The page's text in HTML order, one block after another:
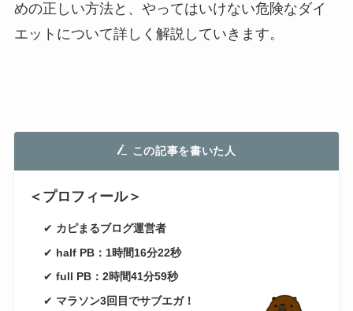
めの正しい方法と、やってはいけない危険なダイ
エットについて詳しく解説していきます。
この記事を書いた人
＜プロフィール＞
✔ カピまるブログ運営者
✔ half PB：1時間16分22秒
✔ full PB：2時間41分59秒
✔ マラソン3回目でサブエガ！